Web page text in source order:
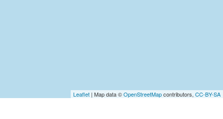
Leaflet | Map data ©OpenStreetMapcontributors, CC-BY-SA